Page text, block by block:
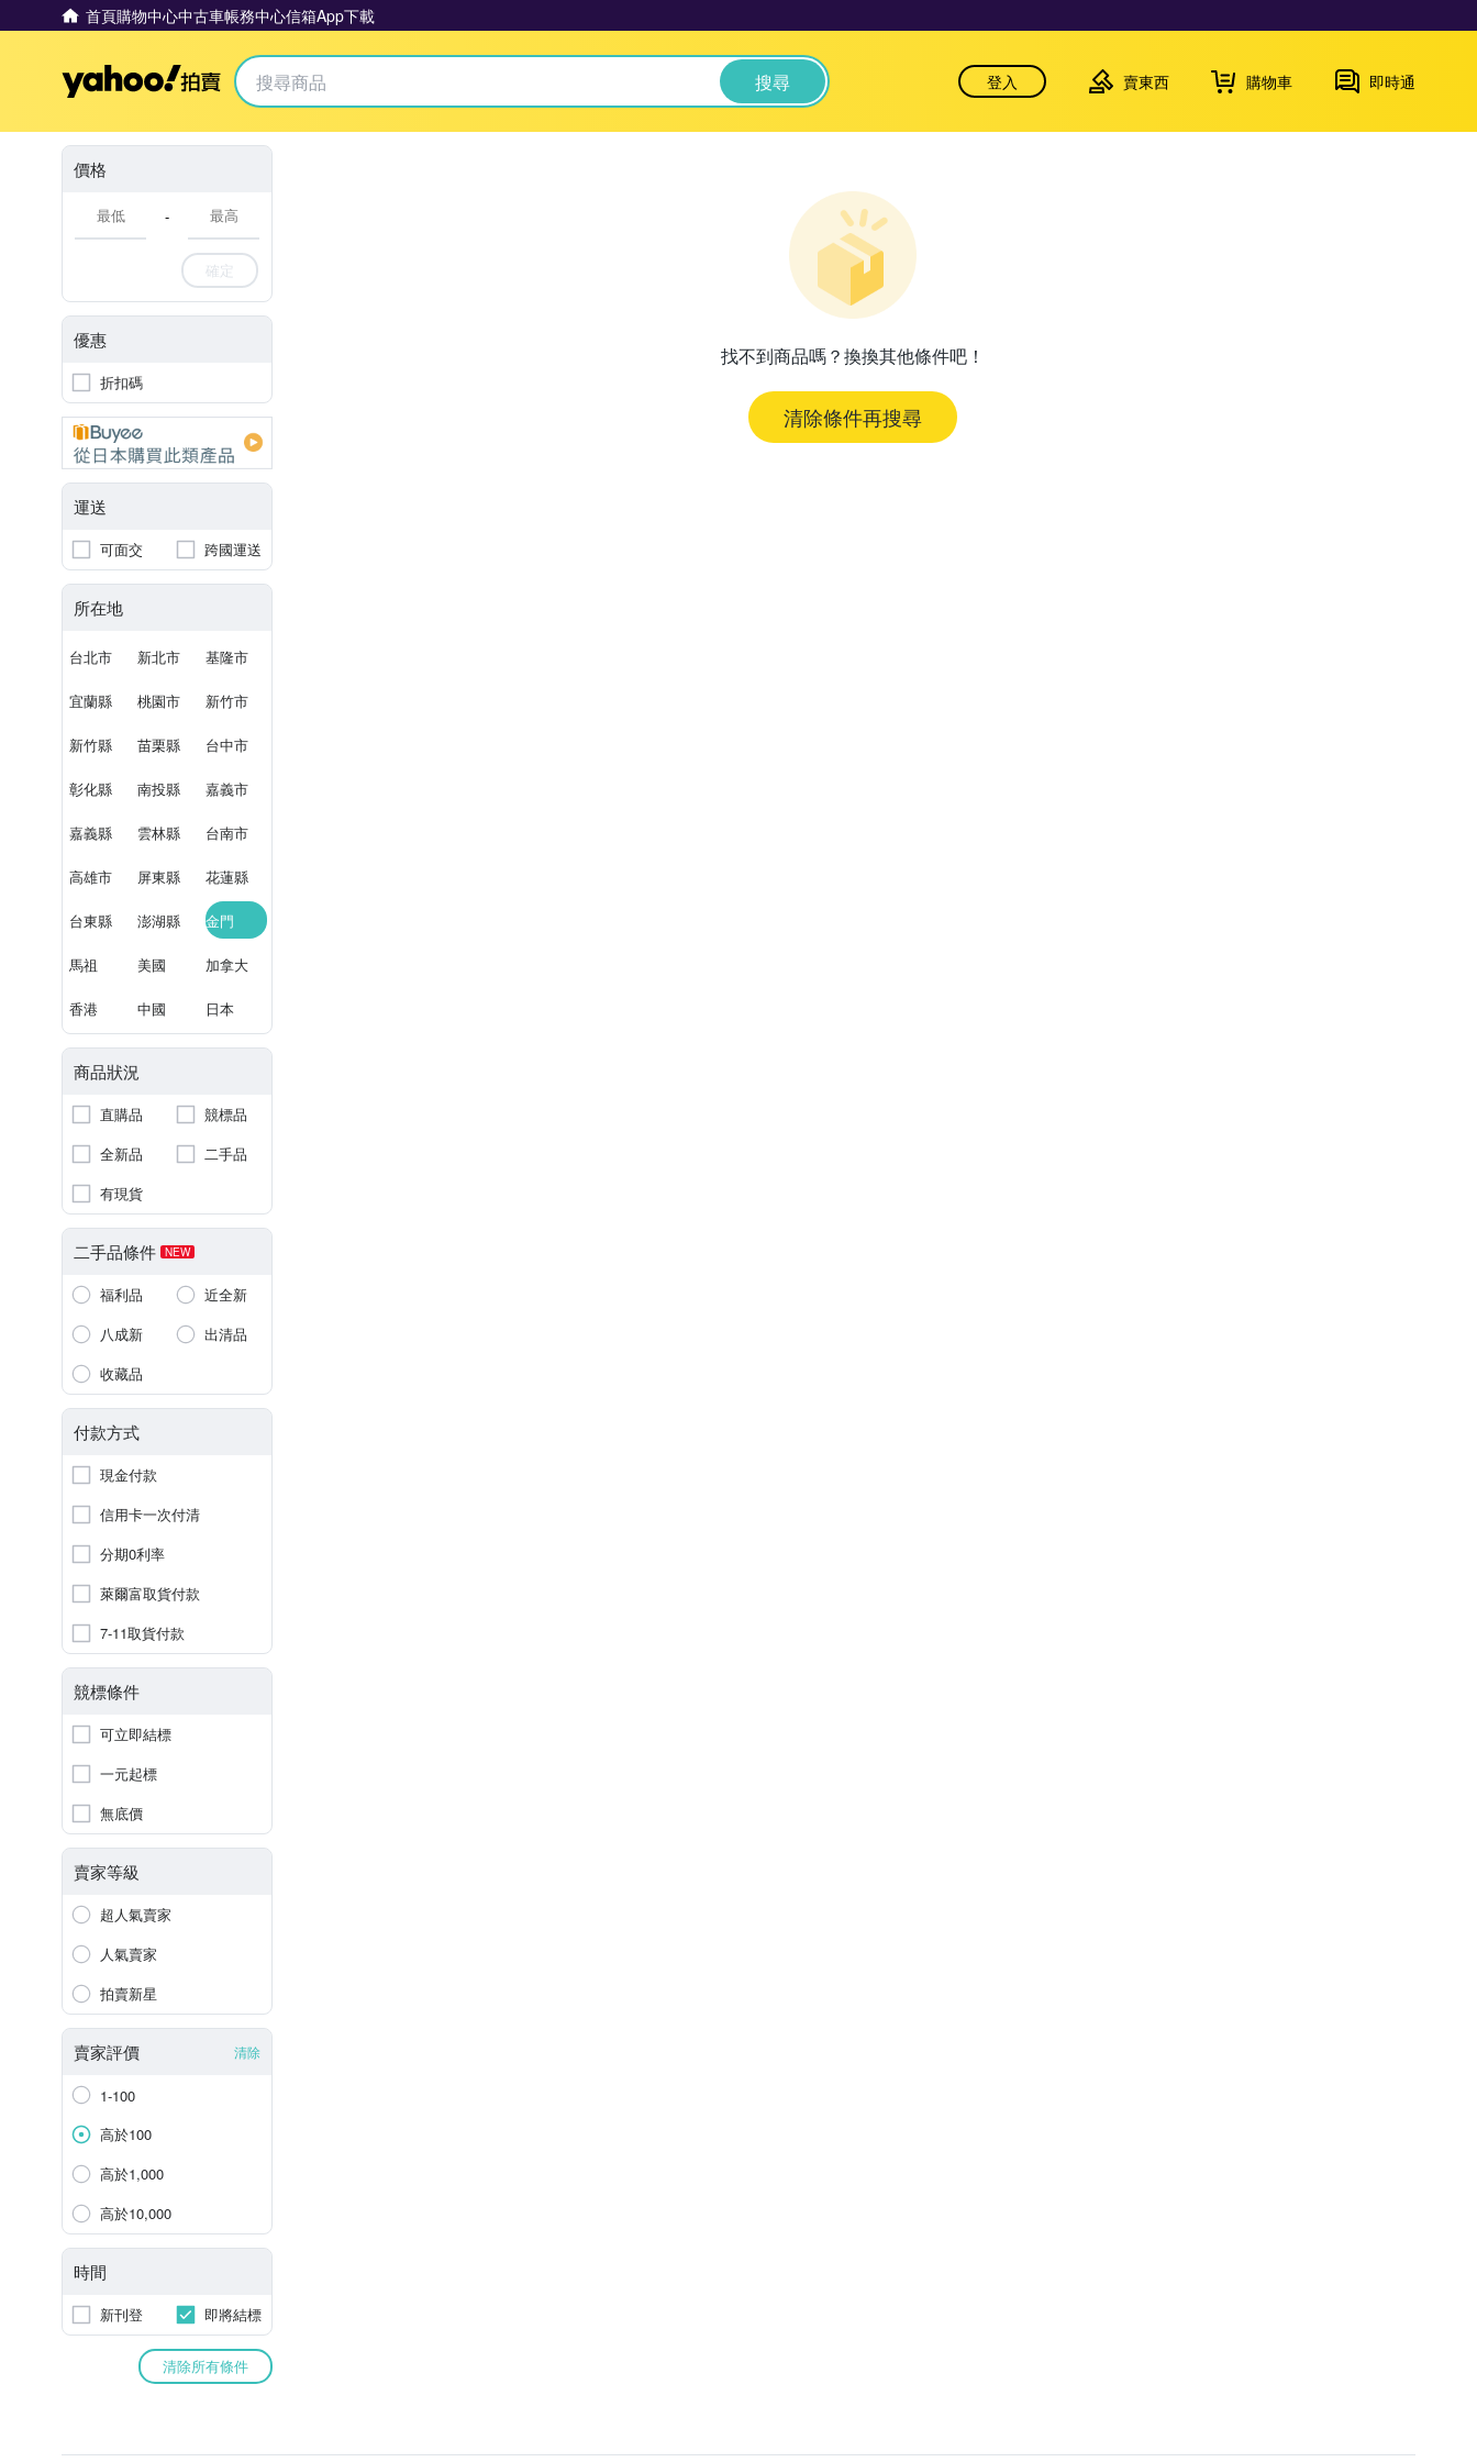
首頁購物中心中古車帳務中心信箱App下載
Yahoo拍賣 搜尋 登入 賣東西 購物車 即時通
價格
-
確定
優惠
折扣碼
運送
可面交 跨國運送
所在地
台北市 新北市 基隆市
宜蘭縣 桃園市 新竹市
新竹縣 苗栗縣 台中市
彰化縣 南投縣 嘉義市
嘉義縣 雲林縣 台南市
高雄市 屏東縣 花蓮縣
台東縣 澎湖縣 金門
馬祖 美國 加拿大
香港 中國 日本
商品狀況
直購品
競標品
全新品
二手品
有現貨
二手品條件 NEW
福利品
近全新
八成新
出清品
收藏品
付款方式
現金付款
信用卡一次付清
分期0利率
萊爾富取貨付款
7-11取貨付款
競標條件
可立即結標
一元起標
無底價
賣家等級
超人氣賣家
人氣賣家
拍賣新星
賣家評價 清除
1-100
高於100
高於1,000
高於10,000
時間
新刊登 即將結標
清除所有條件
找不到商品嗎？換換其他條件吧！
清除條件再搜尋